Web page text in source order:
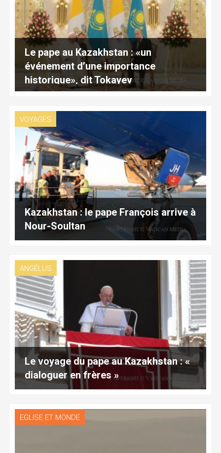
Le pape au Kazakhstan : «un
événement d’une importance
historique», dit Tokayev
VOYAGES
Kazakhstan : le pape François arrive à
Nour-Soultan
ANGÉLUS
Le voyage du pape au Kazakhstan : «
dialoguer en frères »
EGLISE ET MONDE